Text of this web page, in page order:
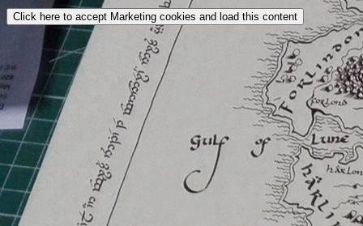
Click here to accept Marketing cookies and load this content